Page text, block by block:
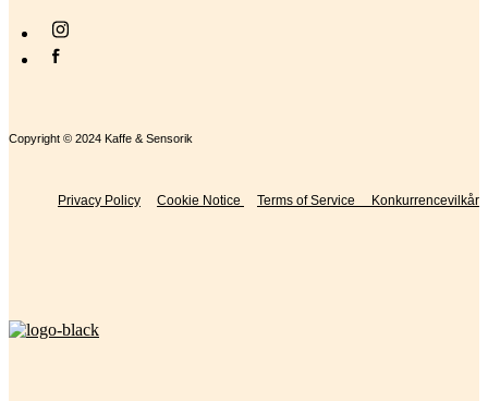
Copyright © 2024 Kaffe & Sensorik
Privacy Policy Cookie Notice Terms of Service Konkurrencevilkår